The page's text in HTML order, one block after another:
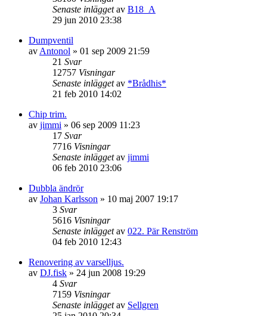
Senaste inläggetav B18_A
29 jun 2010 23:38
Dumpventil
av Antonol » 01 sep 2009 21:59
21 Svar
12757 Visningar
Senaste inläggetav *Brådhis*
21 feb 2010 14:02
Chip trim.
av jimmi » 06 sep 2009 11:23
17 Svar
7716 Visningar
Senaste inläggetav jimmi
06 feb 2010 23:06
Dubbla ändrör
av Johan Karlsson » 10 maj 2007 19:17
3 Svar
5616 Visningar
Senaste inläggetav 022. Pär Renström
04 feb 2010 12:43
Renovering av varselljus.
av DJ.fisk » 24 jun 2008 19:29
4 Svar
7159 Visningar
Senaste inläggetav Sellgren